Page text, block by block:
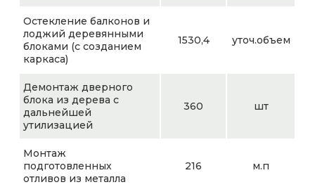
Остекление балконов и
лоджий деревянными
блоками (с созданием
каркаса)
1530,4 уточ.объем
Демонтаж дверного
блока из дерева с
дальнейшей
утилизацией
360 шт
Монтаж
подготовленных
отливов из металла
216 м.п